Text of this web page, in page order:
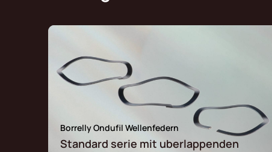
Borrelly Ondufil Wellenfedern
Standard serie mit uberlappenden